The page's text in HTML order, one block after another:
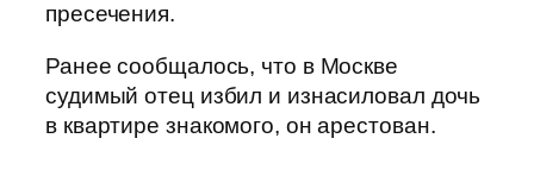
пресечения.
Ранее сообщалось, что в Москве
судимый отец избил и изнасиловал дочь
в квартире знакомого, он арестован.